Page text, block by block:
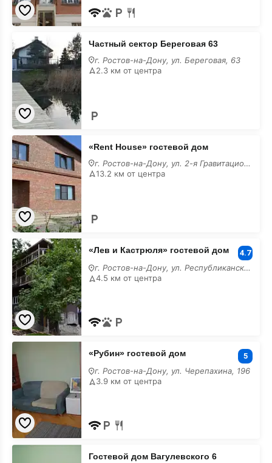
Частный
сектор
Береговая
63
недорого
Частный сектор Береговая 63
г. Ростов-на-Дону, ул. Береговая, 63
2.3 км от центра
«Rent
House»
гостевой
дом
недорого
«Rent House» гостевой дом
г. Ростов-на-Дону, ул. 2-я Гравитационая, 13
13.2 км от центра
«Лев
и
Кастрюля»
гостевой
дом
недорого
«Лев и Кастрюля» гостевой дом 4.7
г. Ростов-на-Дону, ул. Республиканская, 76
4.5 км от центра
«Рубин»
гостевой
дом
недорого
«Рубин» гостевой дом 5
г. Ростов-на-Дону, ул. Черепахина, 196
3.9 км от центра
Гостевой
Гостевой дом Вагулевского 6